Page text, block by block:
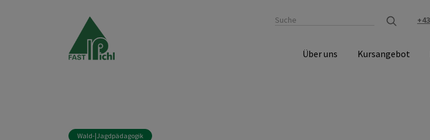
Über uns Kursangebot
Wald-|Jagdpädagogik